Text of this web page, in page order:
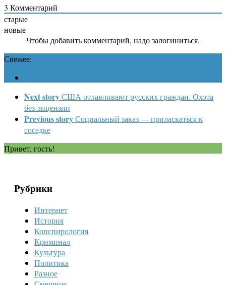
3 Комментарий
старые
новые
Чтобы добавить комментарий, надо залогиниться.
Свежее:
Next storyСША отлавливают русских граждан. Охота
без лицензии
Previous storyСоциальный заказ — приласкаться к
соседке
Привет, гость!
Рубрики
Интернет
История
Конспирология
Криминал
Культура
Политика
Разное